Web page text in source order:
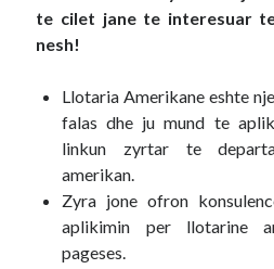
Dianaon
FabiolaonAplikoni Online
Ahmed Mohamed Ali onLlotaria
dollar aplikimi
Ahmed Mohamed Ali
dollar aplikimi
te cilet jane te interesuar
nesh!
Llotaria Amerikane eshte
falas dhe ju mund te
linkun zyrtar te
amerikan.
Zyra jone ofron
aplikimin per llotarine
pageses.